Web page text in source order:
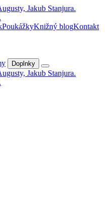
PoukážkyKnižný blogKontakt
Doplnky